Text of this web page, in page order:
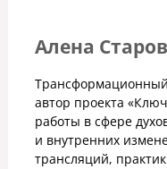
Алена
автор проекта
работы в сфере
и внутренних
трансляций,